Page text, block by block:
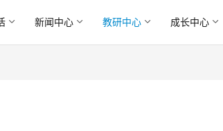
新闻中心 教研中心 成长中心